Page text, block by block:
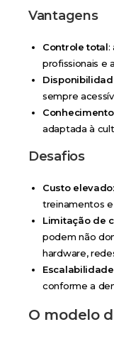
Vantagens
Controle total:
profissionais e
sempre
adaptada à
Desafios
Custo elevado
treinamentos
Limitação de
podem não
hardware,
Escalabilidade
conforme a
O modelo